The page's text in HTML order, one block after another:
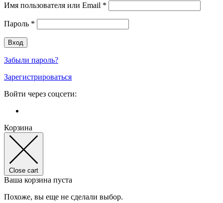
Имя пользователя или Email *
Пароль *
Забыли пароль?
Зарегистрироваться
Войти через соцсети:
Корзина
Close cart
Ваша корзина пуста
Похоже, вы еще не сделали выбор.